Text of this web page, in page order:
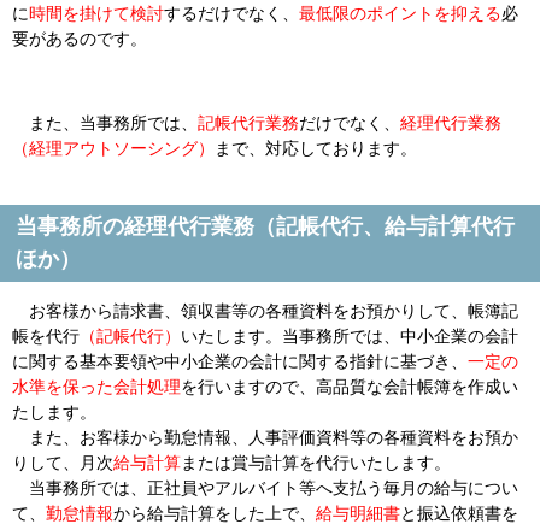
に時間を掛けて検討するだけでなく、 最低限のポイントを抑える必
要があるのです。
また、当事務所では、 記帳代行業務だけでなく、 経理代行業務
（経理アウトソーシング）
まで、対応しております。
当事務所の経理代行業務（記帳代行、給与計算代行
ほか）
お客様から請求書、領収書等の各種資料をお預かりして、帳簿記
帳を代行 （記帳代行） いたします。当事務所では、 中小企業の会計
に関する基本要領や中小企業の会計に関する指針に基づき、 一定の
水準を保った会計処理を行いますので、高品質な会計帳簿を作成い
たします。
また、お客様から勤怠情報、人事評価資料等の各種資料をお預か
りして、月次給与計算または賞与計算を代行いたします。
当事務所では、正社員やアルバイト等へ支払う毎月の給与につい
て、 勤怠情報から給与計算をした上で、 給与明細書と振込依頼書を